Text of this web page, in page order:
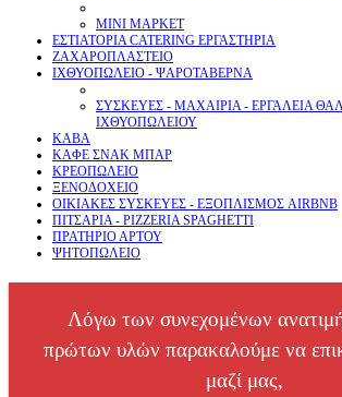
ΜΙΝΙ ΜΑΡΚΕΤ
ΕΣΤΙΑΤΟΡΙΑ CATERING ΕΡΓΑΣΤΗΡΙΑ
ΖΑΧΑΡΟΠΛΑΣΤΕΙΟ
ΙΧΘΥΟΠΩΛΕΙΟ - ΨΑΡΟΤΑΒΕΡΝΑ
ΣΥΣΚΕΥΕΣ - ΜΑΧΑΙΡΙΑ - ΕΡΓΑΛΕΙΑ
ΙΧΘΥΟΠΩΛΕΙΟΥ
ΚΑΒΑ
ΚΑΦΕ ΣΝΑΚ ΜΠΑΡ
ΚΡΕΟΠΩΛΕΙΟ
ΞΕΝΟΔΟΧΕΙΟ
ΟΙΚΙΑΚΕΣ ΣΥΣΚΕΥΕΣ - ΕΞΟΠΛΙΣΜΟΣ AIRBNB
ΠΙΤΣΑΡΙΑ - PIZZERIA SPAGHETTI
ΠΡΑΤΗΡΙΟ ΑΡΤΟΥ
ΨΗΤΟΠΩΛΕΙΟ
Λόγω των συνεχομένων
πρώτων υλών παρακαλούμε να
μαζί μας,